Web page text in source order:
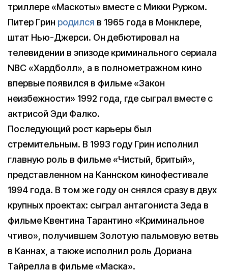
триллере «Маскоты» вместе с Микки Рурком.
Питер Грин родился в 1965 года в Монклере,
штат Нью-Джерси. Он дебютировал на
телевидении в эпизоде криминального сериала
NBC «Хардболл», а в полнометражном кино
впервые появился в фильме «Закон
неизбежности» 1992 года, где сыграл вместе с
актрисой Эди Фалко.
Последующий рост карьеры был
стремительным. В 1993 году Грин исполнил
главную роль в фильме «Чистый, бритый»,
представленном на Каннском кинофестивале
1994 года. В том же году он снялся сразу в двух
крупных проектах: сыграл антагониста Зеда в
фильме Квентина Тарантино «Криминальное
чтиво», получившем Золотую пальмовую ветвь
в Каннах, а также исполнил роль Дориана
Тайрелла в фильме «Маска».